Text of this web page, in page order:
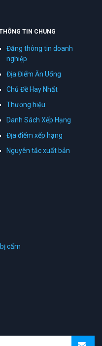
TIN CHUNG
Đăng thông tin doanh
nghiệp
Địa Điểm Ăn Uống
Chủ Đề Hay Nhất
Thương hiệu
Danh Sách Xếp Hạng
Địa điểm xếp hạng
Nguyên tắc xuất bản
cấm